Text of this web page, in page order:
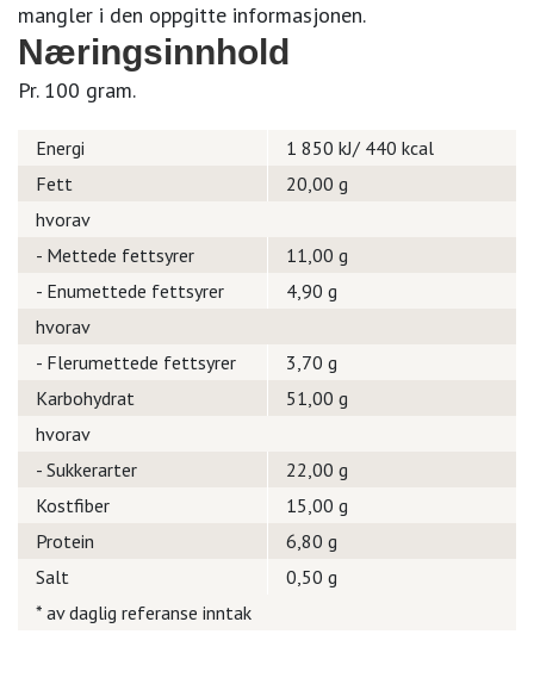
mangler i den oppgitte informasjonen.
Næringsinnhold
Pr. 100 gram.
Energi
1 850 kJ/ 440 kcal
Fett
20,00 g
hvorav
- Mettede fettsyrer
11,00 g
- Enumettede fettsyrer
4,90 g
hvorav
- Flerumettede fettsyrer
3,70 g
Karbohydrat
51,00 g
hvorav
- Sukkerarter
22,00 g
Kostfiber
15,00 g
Protein
6,80 g
Salt
0,50 g
* av daglig referanse inntak